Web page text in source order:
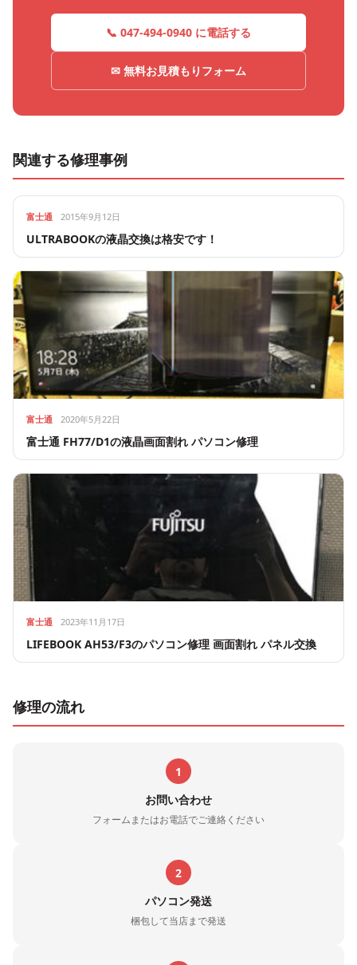
📞 047-494-0940 に電話する
✉ 無料お見積もりフォーム
関連する修理事例
富士通 2015年9月12日
ULTRABOOKの液晶交換は格安です！
富士通 2020年5月22日
富士通 FH77/D1の液晶画面割れ パソコン修理
富士通 2023年11月17日
LIFEBOOK AH53/F3のパソコン修理 画面割れ パネル交換
修理の流れ
1
お問い合わせ
フォームまたはお電話でご連絡ください
2
パソコン発送
梱包して当店まで発送